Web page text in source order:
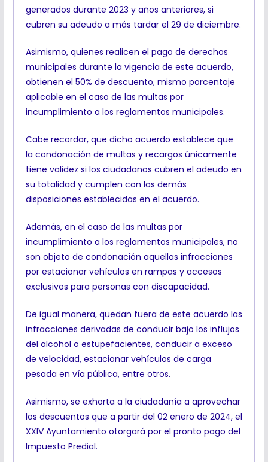
generados durante 2023 y años anteriores, si
cubren su adeudo a más tardar el 29 de diciembre.
Asimismo, quienes realicen el pago de derechos
municipales durante la vigencia de este acuerdo,
obtienen el 50% de descuento, mismo porcentaje
aplicable en el caso de las multas por
incumplimiento a los reglamentos municipales.
Cabe recordar, que dicho acuerdo establece que
la condonación de multas y recargos únicamente
tiene validez si los ciudadanos cubren el adeudo en
su totalidad y cumplen con las demás
disposiciones establecidas en el acuerdo.
Además, en el caso de las multas por
incumplimiento a los reglamentos municipales, no
son objeto de condonación aquellas infracciones
por estacionar vehículos en rampas y accesos
exclusivos para personas con discapacidad.
De igual manera, quedan fuera de este acuerdo las
infracciones derivadas de conducir bajo los influjos
del alcohol o estupefacientes, conducir a exceso
de velocidad, estacionar vehículos de carga
pesada en vía pública, entre otros.
Asimismo, se exhorta a la ciudadanía a aprovechar
los descuentos que a partir del 02 enero de 2024, el
XXIV Ayuntamiento otorgará por el pronto pago del
Impuesto Predial.